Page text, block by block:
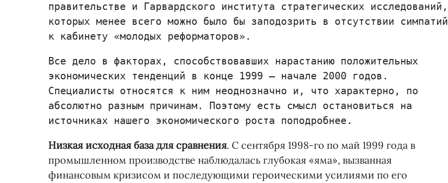
правительстве и Гарвардского института стратегических исследований,
которых менее всего можно было бы заподозрить в отсутствии симпатий
к кабинету «молодых реформаторов».
Все дело в факторах, способствовавших нарастанию положительных
экономических тенденций в конце 1999 — начале 2000 годов.
Специалисты относятся к ним неоднозначно и, что характерно, по
абсолютно разным причинам. Поэтому есть смысл остановиться на
источниках нашего экономического роста поподробнее.
Низкая исходная база для сравнения. С сентября 1998-го по май 1999 года в
промышленном производстве наблюдалась глубокая «яма», вызванная
финансовым кризисом и последующими героическими усилиями по его